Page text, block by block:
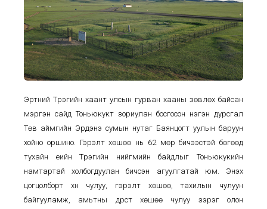
Эртний Түрэгийн хаант улсын гурван хааны зөвлөх байсан
мэргэн сайд Тоньюкукт зориулан босгосон нэгэн дурсгал
Төв аймгийн Эрдэнэ сумын нутаг Баянцогт уулын баруун
хойно оршино. Гэрэлт хөшөө нь 62 мөр бичээстэй бөгөөд
тухайн үеийн Түрэгийн нийгмийн байдлыг Тоньюкукийн
намтартай холбогдуулан бичсэн агуулгатай юм. Энэхүү
цогцолборт хүн чулуу, гэрэлт хөшөө, тахилын чулуун
байгууламж, амьтны дүрст хөшөө чулуу зэрэг олон